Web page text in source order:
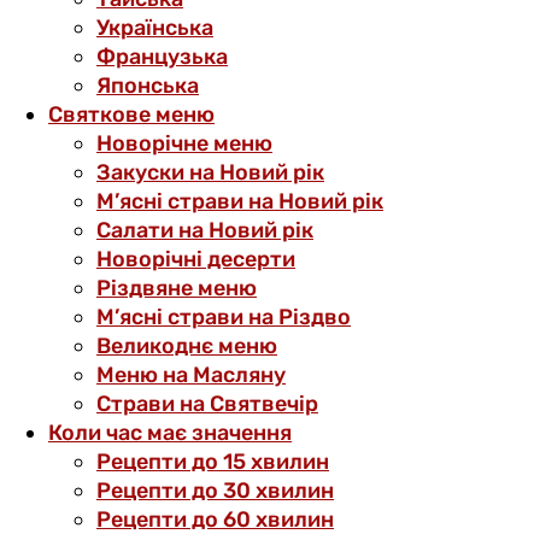
Українська
Французька
Японська
Святкове меню
Новорічне меню
Закуски на Новий рік
М’ясні страви на Новий рік
Салати на Новий рік
Новорічні десерти
Різдвяне меню
М’ясні страви на Різдво
Великоднє меню
Меню на Масляну
Страви на Святвечір
Коли час має значення
Рецепти до 15 хвилин
Рецепти до 30 хвилин
Рецепти до 60 хвилин